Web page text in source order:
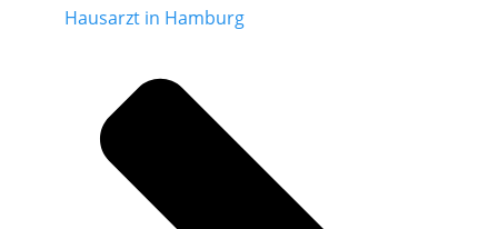
Hausarzt in Hamburg